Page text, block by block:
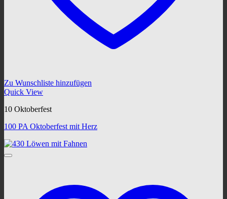
Zu Wunschliste hinzufügen
Quick View
10 Oktoberfest
100 PA Oktoberfest mit Herz